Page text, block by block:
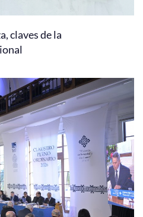
claves de la